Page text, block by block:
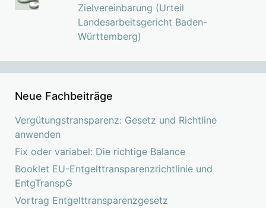
Zielvereinbarung (Urteil
Landesarbeitsgericht Baden-
Württemberg)
Neue Fachbeiträge
Vergütungstransparenz: Gesetz und Richtline
anwenden
Fix oder variabel: Die richtige Balance
Booklet EU-Entgelttransparenzrichtlinie und
EntgTranspG
Vortrag Entgelttransparenzgesetz